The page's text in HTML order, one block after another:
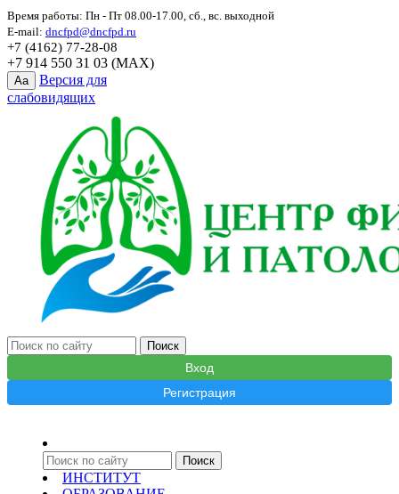
Время работы: Пн - Пт 08.00-17.00, сб., вс. выходной
E-mail: dncfpd@dncfpd.ru
+7 (4162) 77-28-08
+7 914 550 31 03 (MAX)
Aa
Версия для
слабовидящих
Вход
Регистрация
ИНСТИТУТ